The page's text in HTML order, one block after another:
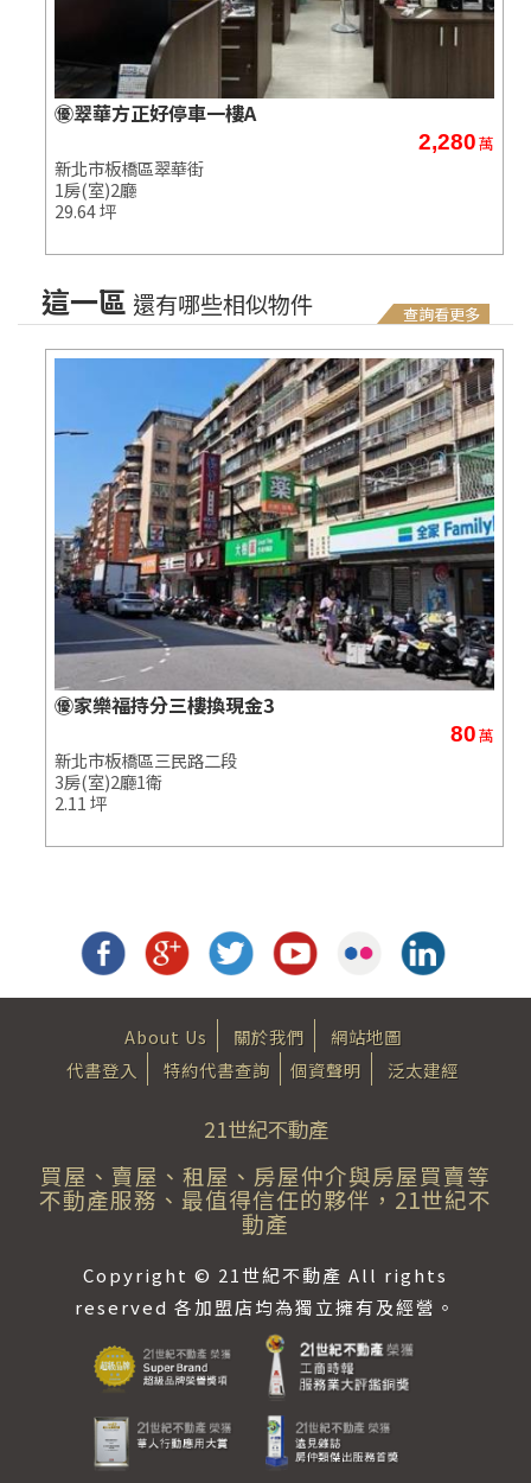
㊝翠華方正好停車一樓A
2,280萬
新北市板橋區翠華街
1房(室)2廳
29.64 坪
查詢看更多
這一區 還有哪些相似物件
㊝家樂福持分三樓換現金3
80萬
新北市板橋區三民路二段
3房(室)2廳1衛
2.11 坪
About Us 關於我們
網站地圖
代書登入
特約代書查詢 個資聲明 泛太建經
21世紀不動產
買屋、賣屋、租屋、房屋仲介與房屋買賣等
不動產服務、最值得信任的夥伴，21世紀不
動產
Copyright © 21世紀不動產 All rights
reserved 各加盟店均為獨立擁有及經營。